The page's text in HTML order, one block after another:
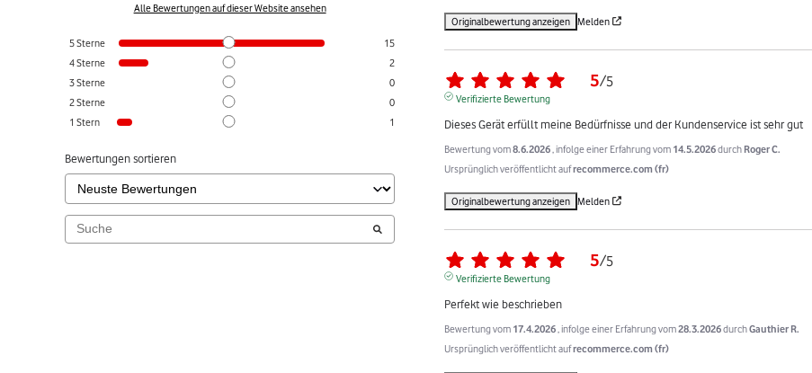
Alle Bewertungen auf dieser Website ansehen
5Sterne
15
4Sterne
2
3Sterne
0
2Sterne
0
1 Stern 1
Bewertungen sortieren
Originalbewertung anzeigen Melden
5/5
Verifizierte Bewertung
Dieses Gerät erfüllt meine Bedürfnisse und der Kundenservice ist sehr gut
Bewertung vom8.6.2026 , infolge einer Erfahrung vom 14.5.2026durch Roger C.
Ursprünglich veröffentlicht aufrecommerce.com (fr)
Originalbewertung anzeigen Melden
5/5
Verifizierte Bewertung
Perfekt wie beschrieben
Bewertung vom 17.4.2026 , infolge einer Erfahrung vom28.3.2026durchGauthier R.
Ursprünglich veröffentlicht aufrecommerce.com (fr)